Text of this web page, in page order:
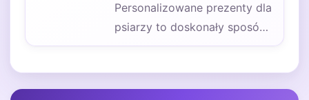
Personalizowane prezenty dla
psiarzy to doskonały sposób
na wyrażenie miłości do